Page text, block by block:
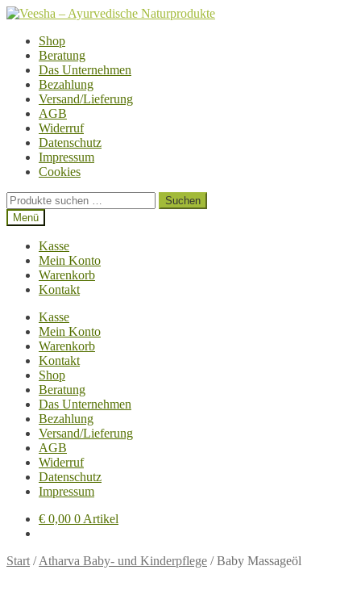
Zur
springen
Zum
springenShop
Beratung
Das Unternehmen
Bezahlung
Versand/Lieferung
AGB
Widerruf
Datenschutz
Impressum
Cookies
Suchen
nach:
Suchen
Menü
Kasse
Mein Konto
Warenkorb
Kontakt
Kasse
Mein Konto
Warenkorb
Kontakt
Shop
Beratung
Das Unternehmen
Bezahlung
Versand/Lieferung
AGB
Widerruf
Datenschutz
Impressum
€ 0,00 0 Artikel
Start /Atharva Baby- und Kinderpflege /Baby Massageöl